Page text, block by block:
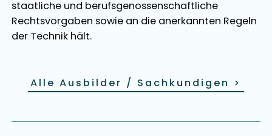
staatliche und berufsgenossenschaftliche
Rechtsvorgaben sowie an die anerkannten Regeln
der Technik hält.
Alle Ausbilder / Sachkundigen >